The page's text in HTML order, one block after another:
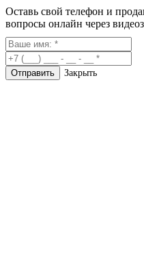
Оставь свой телефон и
вопросы онлайн через
Закрыть